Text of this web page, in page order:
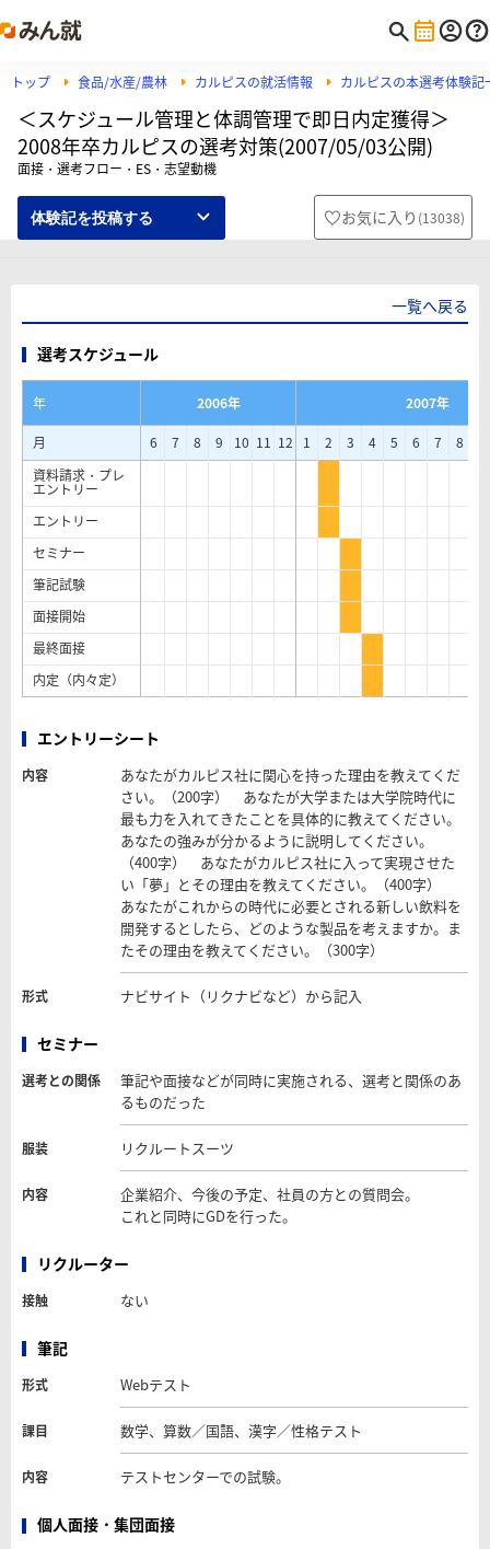
トップ 食品/水産/農林 カルピスの就活情報 カルピスの本選考体験記
＜スケジュール管理と体調管理で即日内定獲得＞
2008年卒カルピスの選考対策(2007/05/03公開)
面接・選考フロー・ES・志望動機
体験記を投稿する お気に入り (13038)
一覧へ戻る
選考スケジュール
年 2006年
2007年
月
6 7 8 9 10 11 12 1 2 3 4 5 6 7 8
資料請求・プレ
エントリー
エントリー
セミナー
筆記試験
面接開始
最終面接
内定（内々定）
エントリーシート
内容
あなたがカルピス社に関心を持った理由を教えてくだ
さい。（200字） あなたが大学または大学院時代に
最も力を入れてきたことを具体的に教えてください。
あなたの強みが分かるように説明してください。
（400字） あなたがカルピス社に入って実現させた
い「夢」とその理由を教えてください。（400字）
あなたがこれからの時代に必要とされる新しい飲料を
開発するとしたら、どのような製品を考えますか。ま
たその理由を教えてください。（300字）
形式 ナビサイト（リクナビなど）から記入
セミナー
選考との関係
筆記や面接などが同時に実施される、選考と関係のあ
るものだった
服装 リクルートスーツ
内容
企業紹介、今後の予定、社員の方との質問会。
これと同時にGDを行った。
リクルーター
接触 ない
筆記
形式 Webテスト
課目 数学、算数／国語、漢字／性格テスト
内容 テストセンターでの試験。
個人面接・集団面接